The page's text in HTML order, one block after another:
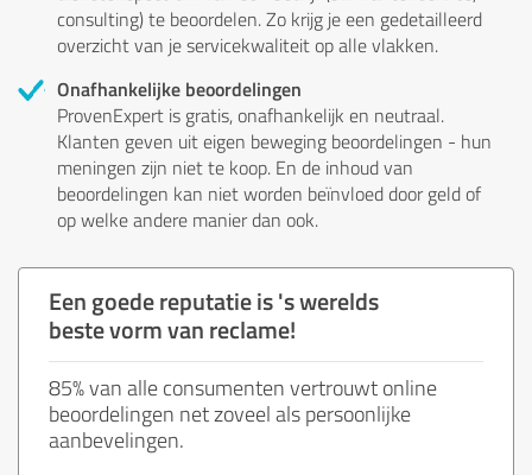
consulting) te beoordelen. Zo krijg je een gedetailleerd
overzicht van je servicekwaliteit op alle vlakken.
Onafhankelijke beoordelingen
ProvenExpert is gratis, onafhankelijk en neutraal.
Klanten geven uit eigen beweging beoordelingen - hun
meningen zijn niet te koop. En de inhoud van
beoordelingen kan niet worden beïnvloed door geld of
op welke andere manier dan ook.
Een goede reputatie is 's werelds
beste vorm van reclame!
85% van alle consumenten vertrouwt online
beoordelingen net zoveel als persoonlijke
aanbevelingen.